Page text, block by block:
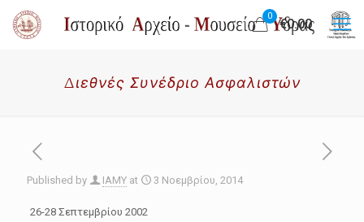
0
€0.00
Διεθνές Συνέδριο Ασφαλιστών
Published by IAMY at 3 Νοεμβρίου, 2014
26-28 Σεπτεμβρίου 2002